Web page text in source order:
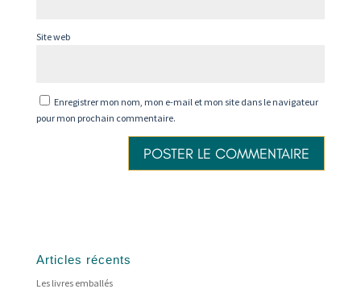
Site web
Enregistrer mon nom, mon e-mail et mon site dans le navigateur
pour mon prochain commentaire.
Articles récents
Les livres emballés